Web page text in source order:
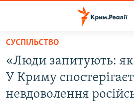
Перейти
основного
матеріалу
Перейти
до
ВОДА.КРИМ
ВІДЕО ТА ФОТО
СУСПІЛЬСТВО
«Люди запитують: як
У Криму
невдоволення